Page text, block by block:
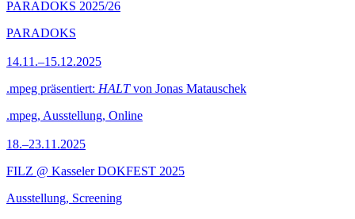
PARADOKS 2025/26
PARADOKS
14.11.–15.12.2025
.mpeg präsentiert: HALTvon Jonas Matauschek
.mpeg, Ausstellung, Online
18.–23.11.2025
FILZ @ Kasseler DOKFEST 2025
Ausstellung, Screening